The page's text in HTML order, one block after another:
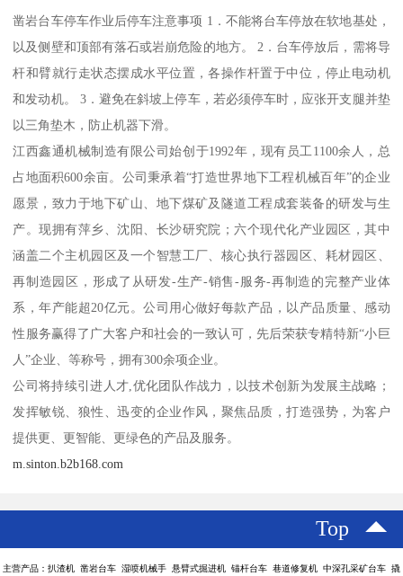
凿岩台车停车作业后停车注意事项 1．不能将台车停放在软地基处，
以及侧壁和顶部有落石或岩崩危险的地方。 2．台车停放后，需将导
杆和臂就行走状态摆成水平位置，各操作杆置于中位，停止电动机
和发动机。 3．避免在斜坡上停车，若必须停车时，应张开支腿并垫
以三角垫木，防止机器下滑。
江西鑫通机械制造有限公司始创于1992年，现有员工1100余人，总
占地面积600余亩。公司秉承着“打造世界地下工程机械百年”的企业
愿景，致力于地下矿山、地下煤矿及隧道工程成套装备的研发与生
产。现拥有萍乡、沈阳、长沙研究院；六个现代化产业园区，其中
涵盖二个主机园区及一个智慧工厂、核心执行器园区、耗材园区、
再制造园区，形成了从研发-生产-销售-服务-再制造的完整产业体
系，年产能超20亿元。公司用心做好每款产品，以产品质量、感动
性服务赢得了广大客户和社会的一致认可，先后荣获专精特新“小巨
人”企业、等称号，拥有300余项企业。
公司将持续引进人才,优化团队作战力，以技术创新为发展主战略；
发挥敏锐、狼性、迅变的企业作风，聚焦品质，打造强势，为客户
提供更、更智能、更绿色的产品及服务。
m.sinton.b2b168.com
Top
主营产品：扒渣机 凿岩台车 湿喷机械手 悬臂式掘进机 锚杆台车 巷道修复机 中深孔采矿台车 撬